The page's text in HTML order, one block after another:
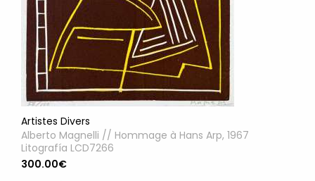
Artistes Divers
Alberto Magnelli // Hommage à Hans Arp, 1967
Litografía LCD7266
300.00€